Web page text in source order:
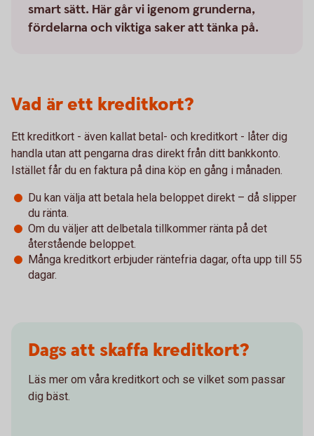
smart sätt. Här går vi igenom grunderna,
fördelarna och viktiga saker att tänka på.
Vad är ett kreditkort?
Ett kreditkort - även kallat betal- och kreditkort - låter dig
handla utan att pengarna dras direkt från ditt bankkonto.
Istället får du en faktura på dina köp en gång i månaden.
Du kan välja att betala hela beloppet direkt – då slipper
du ränta.
Om du väljer att delbetala tillkommer ränta på det
återstående beloppet.
Många kreditkort erbjuder räntefria dagar, ofta upp till 55
dagar.
Dags att skaffa kreditkort?
Läs mer om våra kreditkort och se vilket som passar
dig bäst.